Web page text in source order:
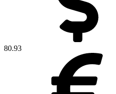
80.93